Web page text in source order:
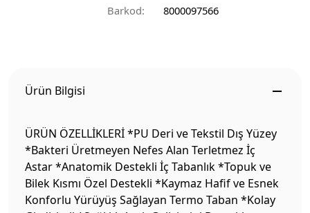
Barkod: 8000097566
Ürün Bilgisi
ÜRÜN ÖZELLİKLERİ *PU Deri ve Tekstil Dış Yüzey
*Bakteri Üretmeyen Nefes Alan Terletmez İç
Astar *Anatomik Destekli İç Tabanlık *Topuk ve
Bilek Kısmı Özel Destekli *Kaymaz Hafif ve Esnek
Konforlu Yürüyüş Sağlayan Termo Taban *Kolay